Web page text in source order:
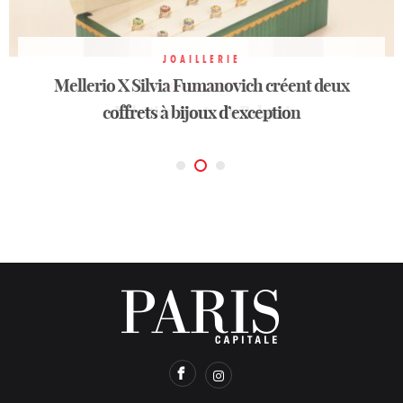
JOAILLERIE
Eclettica, l’arte de Bvlgari
JOAILLERIE
Mellerio X Silvia Fumanovich créent deux
coffrets à bijoux d’exception
JOAILLERIE
Destination NYC avec Harry Winston